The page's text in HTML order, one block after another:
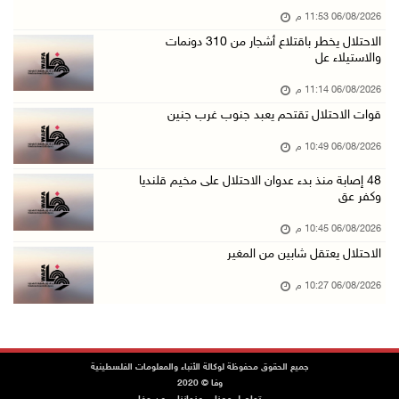
الاحتلال يوسع حملات الدهم والاعتقال في قلنديا ...
06/آب/2026 08:06 م
الرئيس المصري وملك البحرين يشددان على ضرورة ت ...
رابطة العالم الإسلامي تدين تواصل انتهاكات الا ...
اليونيسف: استشهاد 300 طفل منذ وقف إطلاق النار ...
إصابتان بالرصاص والاعتداء خلال اقتحام الاحتلا ...
06/08/2026 11:53 م
الاحتلال يخطر باقتلاع أشجار من 310 دونمات
والاستيلاء عل
06/08/2026 11:14 م
قوات الاحتلال تقتحم يعبد جنوب غرب جنين
06/08/2026 10:49 م
48 إصابة منذ بدء عدوان الاحتلال على مخيم قلنديا
وكفر عق
06/08/2026 10:45 م
الاحتلال يعتقل شابين من المغير
06/08/2026 10:27 م
جميع الحقوق محفوظة لوكالة الأنباء والمعلومات الفلسطينية
وفا © 2020